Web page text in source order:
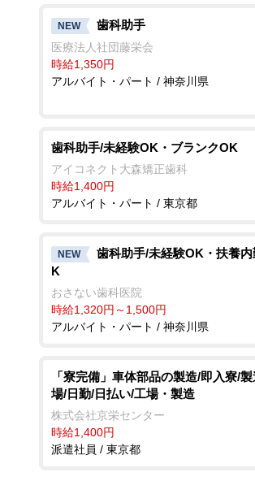
NEW 歯科助手
医療法人社団藤栄会
時給1,350円
アルバイト・パート / 神奈川県
歯科助手/未経験OK・ブランクOK
アイコネクト大森矯正歯科
時給1,400円
アルバイト・パート / 東京都
NEW
歯科助手/未経験OK・扶養
K
おさない歯科医院
時給1,320円～1,500円
アルバイト・パート / 神奈川県
「寮完備」車体部品の製造/即入寮/
場/日勤/日払い/工場・製造
株式会社京栄センター
時給1,400円
派遣社員 / 東京都